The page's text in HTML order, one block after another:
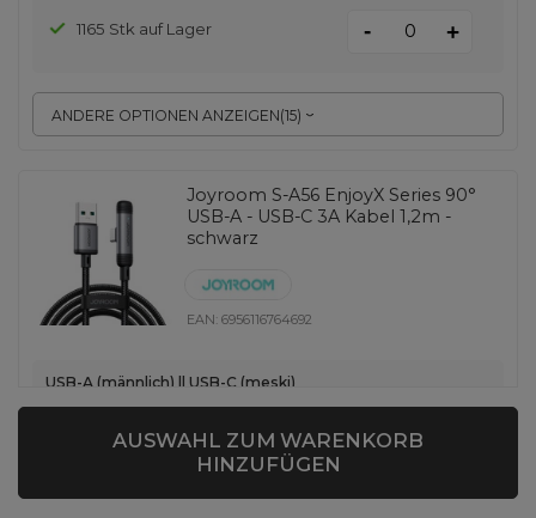
ANDERE OPTIONEN ANZEIGEN(15)
1165 Stk auf Lager - +
Joyroom S-A56 EnjoyX Series 90°
USB-A - USB-C 3A Kabel 1,2m -
schwarz
EAN:6956116764692
USB-A (männlich) || USB-C (męski)
AUSWAHL ZUM WARENKORB
HINZUFÜGEN